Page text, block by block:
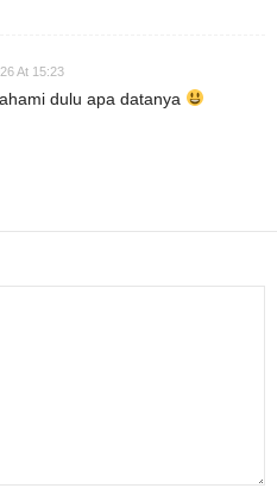
At 15:23
dulu apa datanya